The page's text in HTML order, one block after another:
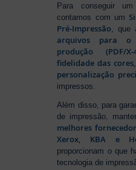
Para conseguir um
contamos com um
Pré-Impressão , que
arquivos para
produção (PDF/X-
fidelidade das
personalização
impressos.
Além disso, para
de impressão,
melhores
Xerox, KBA e
proporcionam o que
tecnologia de